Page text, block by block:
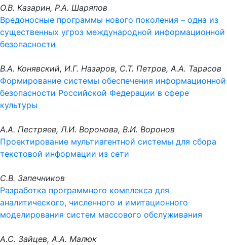
О.В. Казарин, Р.А. Шаряпов
Вредоносные программы нового поколения – одна из
существенных угроз международной информационной
безопасности
В.А. Конявский, И.Г. Назаров, С.Т. Петров, А.А. Тарасов
Формирование системы обеспечения информационной
безопасности Российской Федерации в сфере
культуры
А.А. Пестряев, Л.И. Воронова, В.И. Воронов
Проектирование мультиагентной системы для сбора
текстовой информации из сети
С.В. Запечников
Разработка программного комплекса для
аналитического, численного и имитационного
моделирования систем массового обслуживания
А.С. Зайцев, А.А. Малюк